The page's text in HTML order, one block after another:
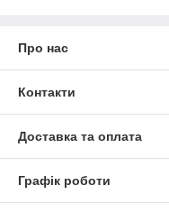
Про нас
Контакти
Доставка та оплата
Графік роботи